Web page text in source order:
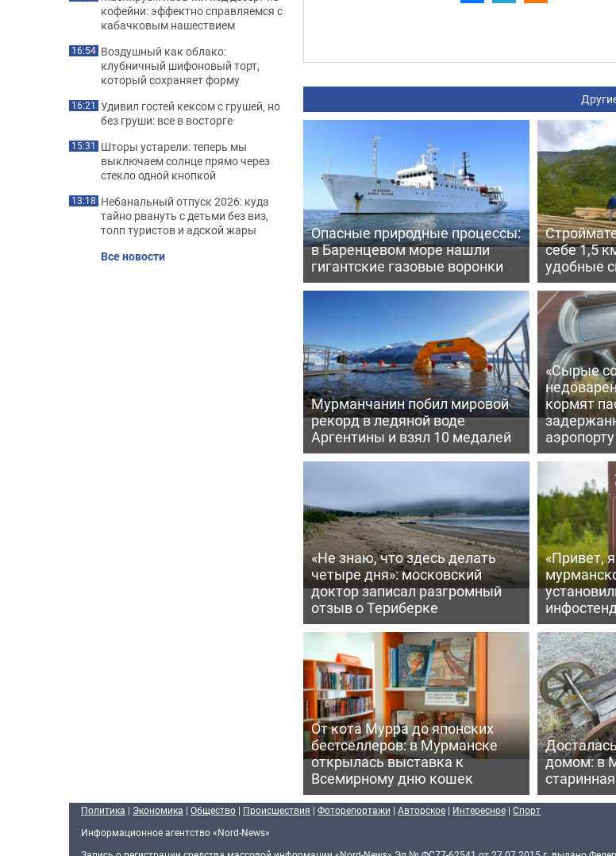
Опасные природные процессы:
в Баренцевом море нашли
гигантские газовые воронки
себе 1,5
удобные
Мурманчанин побил мировой
рекорд в ледяной воде
Аргентины и взял 10 медалей
«Сырые
кормят
«Не знаю, что здесь делать
четыре дня»: московский
доктор записал разгромный
отзыв о Териберке
«Привет,
От кота Мурра до японских
бестселлеров: в Мурманске
открылась выставка к
Всемирному дню кошек
домом: в
кофейни: эффектно справляемся с
кабачковым нашествием
16:54 Воздушный как облако:
клубничный шифоновый торт,
который сохраняет форму
16:21 Удивил гостей кексом с грушей, но
без груши: все в восторге
15:31 Шторы устарели: теперь мы
выключаем солнце прямо через
стекло одной кнопкой
13:18 Небанальный отпуск 2026: куда
тайно рвануть с детьми без виз,
толп туристов и адской жары
Все новости
Политика | Экономика | Общество | Происшествия | Фоторепортажи | Авторское | Интересное | Спорт
Информационное агентство «Nord-News»